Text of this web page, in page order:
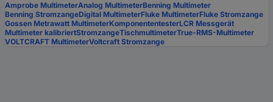
Amprobe MultimeterAnalog MultimeterBenning Multimeter
Benning StromzangeDigital MultimeterFluke MultimeterFluke Stromzange
Gossen Metrawatt MultimeterKomponententesterLCR Messgerät
Multimeter kalibriertStromzangeTischmultimeterTrue-RMS-Multimeter
VOLTCRAFT MultimeterVoltcraft Stromzange